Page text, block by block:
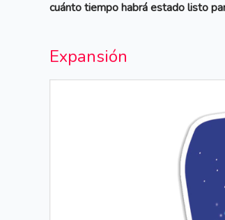
cuánto tiempo habrá estado listo
Expansión